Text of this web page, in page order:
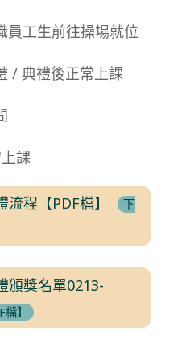
員工生前往操場就位
/ 典禮後正常上課
課
程【PDF檔】
下
頒獎名單0213-
】